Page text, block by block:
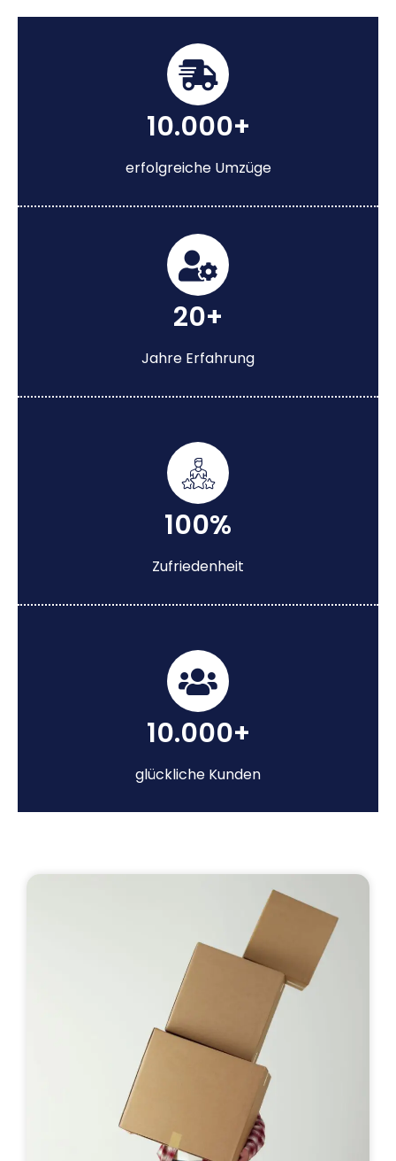
10.000+
erfolgreiche Umzüge
20+
Jahre Erfahrung
100%
Zufriedenheit
10.000+
glückliche Kunden